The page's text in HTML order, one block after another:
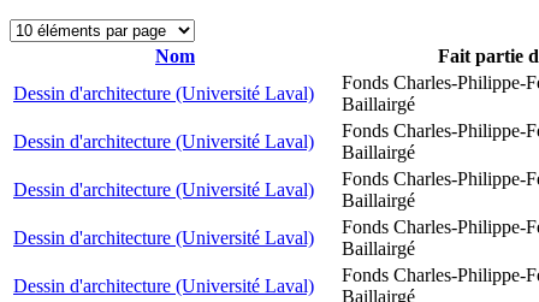
Nom
Fait partie
Dessin d'architecture (Université Laval)
Fonds Charles-Philippe-
Baillairgé
Dessin d'architecture (Université Laval)
Fonds Charles-Philippe-
Baillairgé
Dessin d'architecture (Université Laval)
Fonds Charles-Philippe-
Baillairgé
Dessin d'architecture (Université Laval)
Fonds Charles-Philippe-
Baillairgé
Dessin d'architecture (Université Laval)
Fonds Charles-Philippe-
Baillairgé